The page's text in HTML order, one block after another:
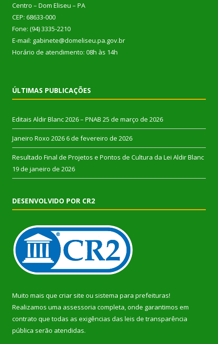
Centro – Dom Eliseu – PA
CEP: 68633-000
Fone: (94) 3335-2210
E-mail: gabinete@domeliseu.pa.gov.br
Horário de atendimento: 08h às 14h
ÚLTIMAS PUBLICAÇÕES
Editais Aldir Blanc 2026 – PNAB 25 de março de 2026
Janeiro Roxo 2026 6 de fevereiro de 2026
Resultado Final de Projetos e Pontos de Cultura da Lei Aldir Blanc
19 de janeiro de 2026
DESENVOLVIDO POR CR2
Muito mais que criar site ou sistema para prefeituras!
Realizamos uma assessoria completa, onde garantimos em
contrato que todas as exigências das leis de transparência
pública serão atendidas.